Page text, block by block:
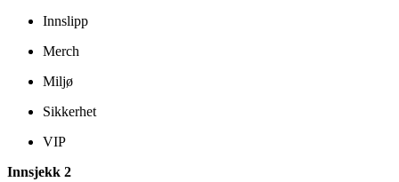
Innslipp
Merch
Miljø
Sikkerhet
VIP
Innsjekk 2